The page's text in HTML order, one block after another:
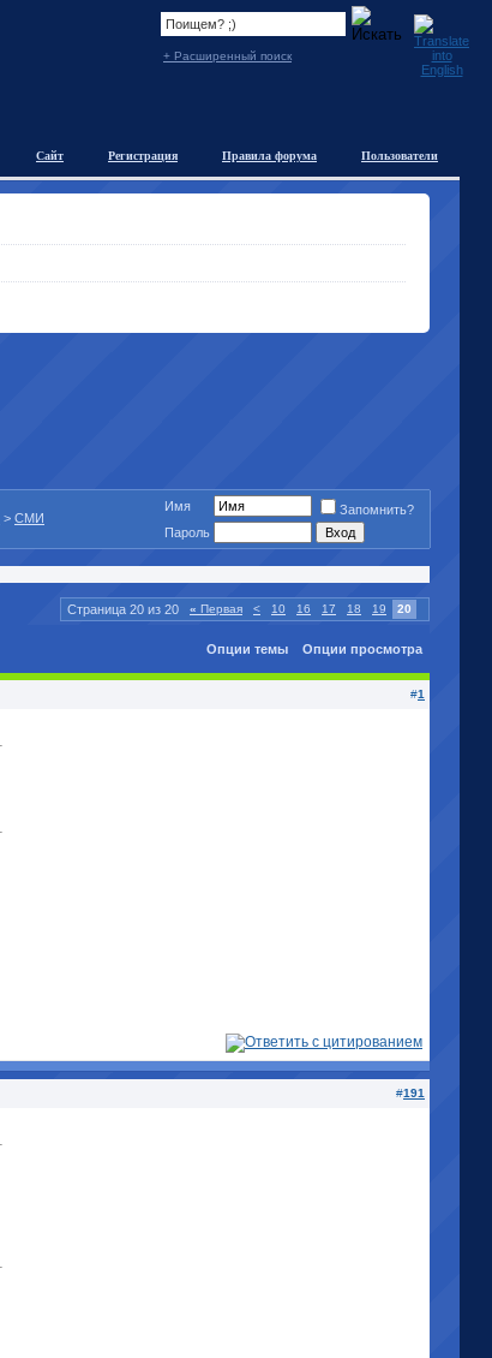
+ Расширенный поиск
Пользователи
Правила форума
Регистрация
Сайт
> СМИ
Имя
Запомнить?
Пароль
Страница 20 из 20 « Первая < 10 16 17 18 19 20
Опции темы Опции просмотра
#1
#191